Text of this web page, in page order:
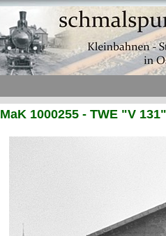
MaK 1000255 - TWE "V 131"